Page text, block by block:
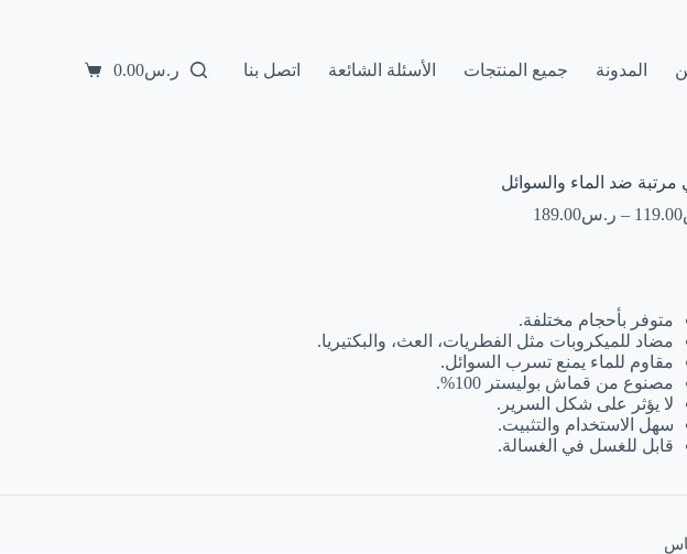
المدونة جميع المنتجات الأسئلة الشائعة اتصل بنا
عربة
ر.س0.00
مرتبة ضد الماء والسوائل
119.00
– ر.س189.00
متوفر بأحجام مختلفة.
مضاد للميكروبات مثل الفطريات، العث، والبكتيريا.
مقاوم للماء يمنع تسرب السوائل.
مصنوع من قماش بوليستر 100%.
لا يؤثر على شكل السرير.
سهل الاستخدام والتثبيت.
قابل للغسل في الغسالة.